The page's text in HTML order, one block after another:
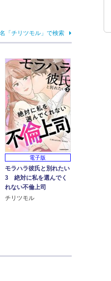
「チリツモル」で検索
電子版
モラハラ彼氏と別れたい
3 絶対に私を選んでく
れない不倫上司
チリツモル